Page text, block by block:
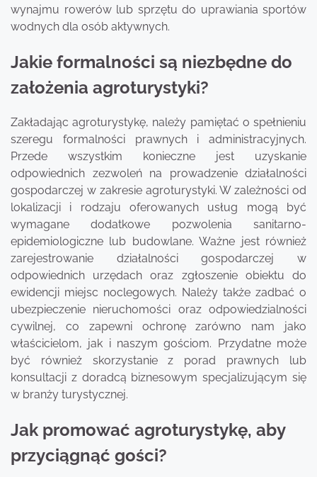
wynajmu rowerów lub sprzętu do uprawiania sportów
wodnych dla osób aktywnych.
Jakie formalności są niezbędne do
założenia agroturystyki?
Zakładając agroturystykę, należy pamiętać o spełnieniu
szeregu formalności prawnych i administracyjnych.
Przede wszystkim konieczne jest uzyskanie
odpowiednich zezwoleń na prowadzenie działalności
gospodarczej w zakresie agroturystyki. W zależności od
lokalizacji i rodzaju oferowanych usług mogą być
wymagane dodatkowe pozwolenia sanitarno-
epidemiologiczne lub budowlane. Ważne jest również
zarejestrowanie działalności gospodarczej w
odpowiednich urzędach oraz zgłoszenie obiektu do
ewidencji miejsc noclegowych. Należy także zadbać o
ubezpieczenie nieruchomości oraz odpowiedzialności
cywilnej, co zapewni ochronę zarówno nam jako
właścicielom, jak i naszym gościom. Przydatne może
być również skorzystanie z porad prawnych lub
konsultacji z doradcą biznesowym specjalizującym się
w branży turystycznej.
Jak promować agroturystykę, aby
przyciągnąć gości?